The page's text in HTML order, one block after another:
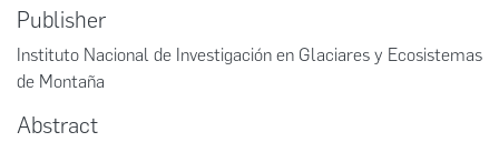
Publisher
Instituto Nacional de Investigación en Glaciares y Ecosistemas
de Montaña
Abstract